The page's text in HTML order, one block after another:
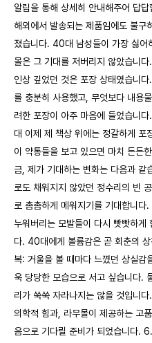
알림을 통해 상세히 안내해주어 답
해외에서 발송되는 제품임에도 불
졌습니다. 40대 남성들이 가장 싫어
몰은 그 기대를 저버리지 않았습니
인상 깊었던 것은 포장 상태였습니
를 충분히 사용했고, 무엇보다 내용
려한 포장이 아주 마음에 들었습니
대 이제 제 책상 위에는 정갈하게
이 약통들을 보고 있으면 마치 든든
금, 제가 기대하는 변화는 다음과 같
로도 채워지지 않았던 정수리의 빈
로 촘촘하게 메워지기를 기대합니다
누워버리는 모발들이 다시 빳빳하게
다. 40대에게 볼륨감은 곧 회춘의
복: 거울을 볼 때마다 느꼈던 상실감
욱 당당한 모습으로 서고 싶습니다.
리가 쑥쑥 자라나지는 않을 것입니
의학적 힘과, 라무몰이 제공하는 고
음으로 기다릴 준비가 되었습니다.